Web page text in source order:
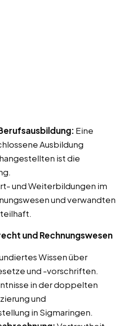
Eine
Ausbildung
ist die
und Weiterbildungen im
und verwandten
und Rechnungswesen
Wissen über
und -vorschriften.
in der doppelten
und
in Sigmaringen.